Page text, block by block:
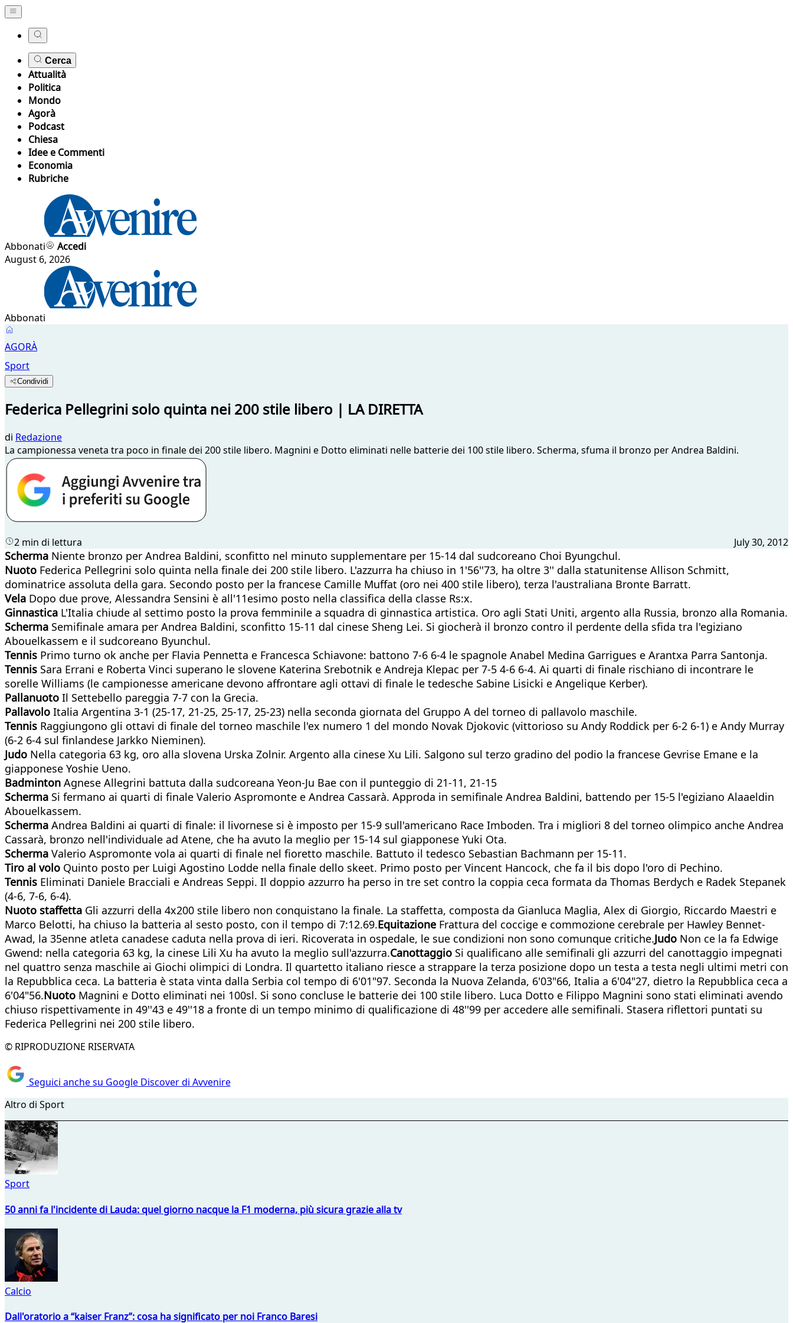
Cerca
Attualità
Politica
Mondo
Agorà
Podcast
Chiesa
Idee e Commenti
Economia
Rubriche
Abbonati
Accedi
August 6, 2026
Abbonati
AGORÀ
Sport
Condividi
Federica Pellegrini solo quinta nei 200 stile libero | LA DIRETTA
di Redazione
La campionessa veneta tra poco in finale dei 200 stile libero. Magnini e Dotto eliminati nelle batterie dei 100 stile libero. Scherma, sfuma il bronzo per Andrea Baldini.
2 min di lettura July 30, 2012
Scherma Niente bronzo per Andrea Baldini, sconfitto nel minuto supplementare per 15-14 dal sudcoreano Choi Byungchul.
Nuoto Federica Pellegrini solo quinta nella finale dei 200 stile libero. L'azzurra ha chiuso in 1'56''73, ha oltre 3'' dalla statunitense Allison Schmitt,
dominatrice assoluta della gara. Secondo posto per la francese Camille Muffat (oro nei 400 stile libero), terza l'australiana Bronte Barratt.
Vela Dopo due prove, Alessandra Sensini è all'11esimo posto nella classifica della classe Rs:x.
Ginnastica L'Italia chiude al settimo posto la prova femminile a squadra di ginnastica artistica. Oro agli Stati Uniti, argento alla Russia, bronzo alla Romania.
Scherma Semifinale amara per Andrea Baldini, sconfitto 15-11 dal cinese Sheng Lei. Si giocherà il bronzo contro il perdente della sfida tra l'egiziano
Abouelkassem e il sudcoreano Byunchul.
Tennis Primo turno ok anche per Flavia Pennetta e Francesca Schiavone: battono 7-6 6-4 le spagnole Anabel Medina Garrigues e Arantxa Parra Santonja.
Tennis Sara Errani e Roberta Vinci superano le slovene Katerina Srebotnik e Andreja Klepac per 7-5 4-6 6-4. Ai quarti di finale rischiano di incontrare le
sorelle Williams (le campionesse americane devono affrontare agli ottavi di finale le tedesche Sabine Lisicki e Angelique Kerber).
Pallanuoto Il Settebello pareggia 7-7 con la Grecia.
Pallavolo Italia Argentina 3-1 (25-17, 21-25, 25-17, 25-23) nella seconda giornata del Gruppo A del torneo di pallavolo maschile.
Tennis Raggiungono gli ottavi di finale del torneo maschile l'ex numero 1 del mondo Novak Djokovic (vittorioso su Andy Roddick per 6-2 6-1) e Andy Murray
(6-2 6-4 sul finlandese Jarkko Nieminen).
Judo Nella categoria 63 kg, oro alla slovena Urska Zolnir. Argento alla cinese Xu Lili. Salgono sul terzo gradino del podio la francese Gevrise Emane e la
giapponese Yoshie Ueno.
Badminton Agnese Allegrini battuta dalla sudcoreana Yeon-Ju Bae con il punteggio di 21-11, 21-15
Scherma Si fermano ai quarti di finale Valerio Aspromonte e Andrea Cassarà. Approda in semifinale Andrea Baldini, battendo per 15-5 l'egiziano Alaaeldin
Abouelkassem.
Scherma Andrea Baldini ai quarti di finale: il livornese si è imposto per 15-9 sull'americano Race Imboden. Tra i migliori 8 del torneo olimpico anche Andrea
Cassarà, bronzo nell'individuale ad Atene, che ha avuto la meglio per 15-14 sul giapponese Yuki Ota.
Scherma Valerio Aspromonte vola ai quarti di finale nel fioretto maschile. Battuto il tedesco Sebastian Bachmann per 15-11.
Tiro al volo Quinto posto per Luigi Agostino Lodde nella finale dello skeet. Primo posto per Vincent Hancock, che fa il bis dopo l'oro di Pechino.
Tennis Eliminati Daniele Bracciali e Andreas Seppi. Il doppio azzurro ha perso in tre set contro la coppia ceca formata da Thomas Berdych e Radek Stepanek
(4-6, 7-6, 6-4).
Nuoto staffetta Gli azzurri della 4x200 stile libero non conquistano la finale. La staffetta, composta da Gianluca Maglia, Alex di Giorgio, Riccardo Maestri e
Marco Belotti, ha chiuso la batteria al sesto posto, con il tempo di 7:12.69.Equitazione Frattura del coccige e commozione cerebrale per Hawley Bennet-
Awad, la 35enne atleta canadese caduta nella prova di ieri. Ricoverata in ospedale, le sue condizioni non sono comunque critiche.Judo Non ce la fa Edwige
Gwend: nella categoria 63 kg, la cinese Lili Xu ha avuto la meglio sull'azzurra.Canottaggio Si qualificano alle semifinali gli azzurri del canottaggio impegnati
nel quattro senza maschile ai Giochi olimpici di Londra. Il quartetto italiano riesce a strappare la terza posizione dopo un testa a testa negli ultimi metri con
la Repubblica ceca. La batteria è stata vinta dalla Serbia col tempo di 6'01"97. Seconda la Nuova Zelanda, 6'03"66, Italia a 6'04"27, dietro la Repubblica ceca a
6'04"56.Nuoto Magnini e Dotto eliminati nei 100sl. Si sono concluse le batterie dei 100 stile libero. Luca Dotto e Filippo Magnini sono stati eliminati avendo
chiuso rispettivamente in 49''43 e 49''18 a fronte di un tempo minimo di qualificazione di 48''99 per accedere alle semifinali. Stasera riflettori puntati su
Federica Pellegrini nei 200 stile libero.
© RIPRODUZIONE RISERVATA
Seguici anche su Google Discover di Avvenire
Altro di Sport
Sport
50 anni fa l'incidente di Lauda: quel giorno nacque la F1 moderna, più sicura grazie alla tv
Calcio
Dall'oratorio a “kaiser Franz”: cosa ha significato per noi Franco Baresi